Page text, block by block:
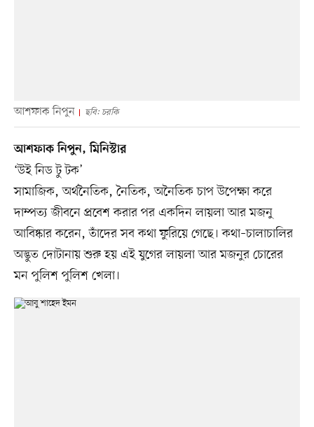
আশফাক নিপুন ছবি: চরকি
আশফাক নিপুন, মিনিস্টার
‘উই নিড টু টক’
সামাজিক, অর্থনৈতিক, নৈতিক, অনৈতিক চাপ উপেক্ষা করে
দাম্পত্য জীবনে প্রবেশ করার পর একদিন লায়লা আর মজনু
আবিষ্কার করেন, তাঁদের সব কথা ফুরিয়ে গেছে। কথা–চালাচালির
অদ্ভুত দোটানায় শুরু হয় এই যুগের লায়লা আর মজনুর চোরের
মন পুলিশ পুলিশ খেলা।